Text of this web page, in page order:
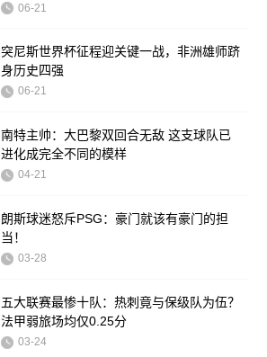
06-21
突尼斯世界杯征程迎关键一战，非洲雄师跻
身历史四强
06-21
南特主帅：大巴黎双回合无敌 这支球队已
进化成完全不同的模样
04-21
朗斯球迷怒斥PSG：豪门就该有豪门的担
当！
03-28
五大联赛最惨十队：热刺竟与保级队为伍？
法甲弱旅场均仅0.25分
03-24